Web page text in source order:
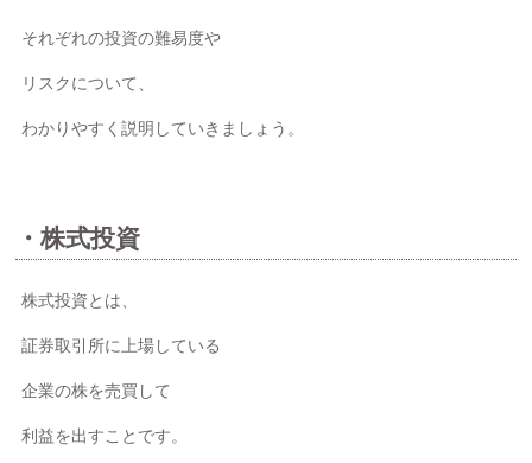
それぞれの投資の難易度や
リスクについて、
わかりやすく説明していきましょう。
・株式投資
株式投資とは、
証券取引所に上場している
企業の株を売買して
利益を出すことです。